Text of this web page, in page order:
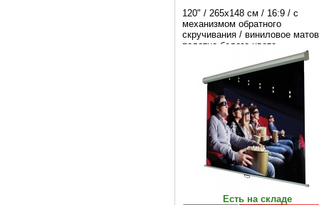
120" / 265х148 см / 16:9 / с
механизмом обратного
скручивания / виниловое
полотно белого цвета
Есть на складе